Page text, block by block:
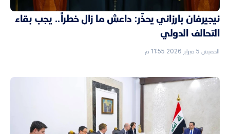
نيجيرفان بارزاني يحذّر: داعش ما زال خطراً.. يجب بقاء
التحالف الدولي
الخميس 5 فبراير 2026 11:55 م